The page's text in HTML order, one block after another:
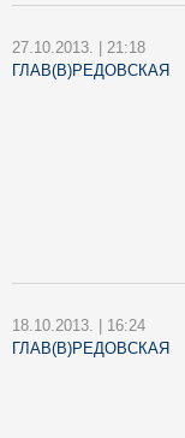
27.10.2013. | 21:18
ГЛАВ(В)РЕДОВСКАЯ
18.10.2013. | 16:24
ГЛАВ(В)РЕДОВСКАЯ